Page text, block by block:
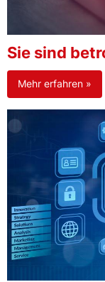
Sie sind
Mehr erfahren »